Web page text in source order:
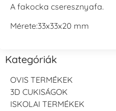
A fakocka cseresznyafa.
Mérete:33x33x20 mm
Kategóriák
OVIS TERMÉKEK
3D CUKISÁGOK
ISKOLAI TERMÉKEK